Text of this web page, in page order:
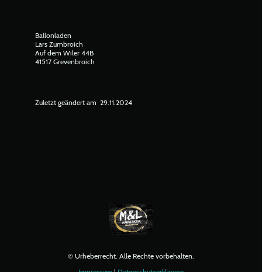
Ballonladen
Lars Zumbroich
Auf dem Wiler 44B
41517 Grevenbroich
Zuletzt geändert am 29.11.2024
© Urheberrecht. Alle Rechte vorbehalten.